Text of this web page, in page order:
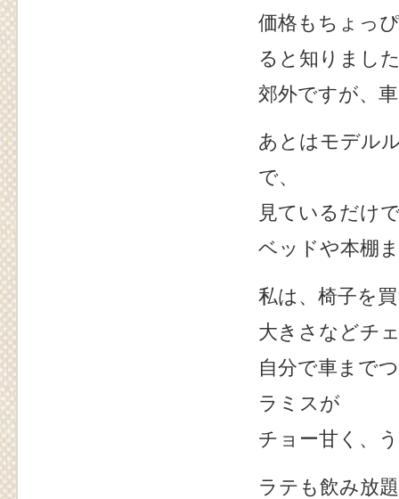
価格もちょっ
ると知りまし
郊外ですが、
あとはモデル
で、
見ているだけ
ベッドや本棚
私は、椅子を
大きさなどチ
自分で車まで
ラミスが
チョー甘く、
ラテも飲み放